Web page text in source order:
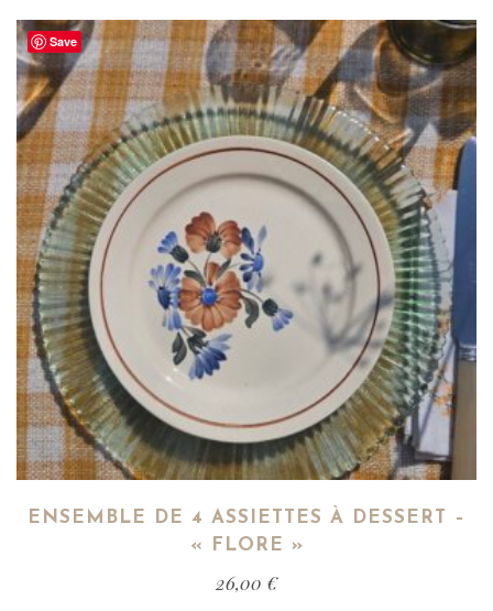
Save
ENSEMBLE DE 4 ASSIETTES À DESSERT –
« FLORE »
26,00 €